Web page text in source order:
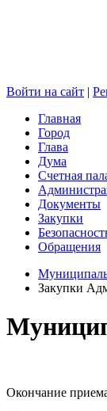
Войти на сайт |
Главная
Город
Глава
Дума
Счетная
Документы
Закупки
Обращения
Закупки
Окончание